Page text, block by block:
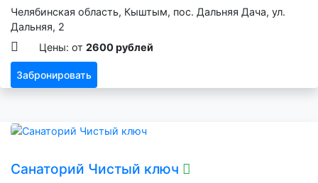
Челябинская область, Кыштым, пос. Дальняя Дача, ул.
Дальняя, 2
Цены: от 2600 рублей
Забронировать
Санаторий Чистый ключ